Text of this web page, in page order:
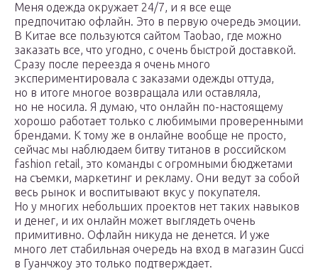
Меня одежда окружает 24/7, и я все еще
предпочитаю офлайн. Это в первую очередь эмоции.
В Китае все пользуются сайтом Taobao, где можно
заказать все, что угодно, с очень быстрой доставкой.
Сразу после переезда я очень много
экспериментировала с заказами одежды оттуда,
но в итоге многое возвращала или оставляла,
но не носила. Я думаю, что онлайн по-настоящему
хорошо работает только с любимыми проверенными
брендами. К тому же в онлайне вообще не просто,
сейчас мы наблюдаем битву титанов в российском
fashion retail, это команды с огромными бюджетами
на съемки, маркетинг и рекламу. Они ведут за собой
весь рынок и воспитывают вкус у покупателя.
Но у многих небольших проектов нет таких навыков
и денег, и их онлайн может выглядеть очень
примитивно. Офлайн никуда не денется. И уже
много лет стабильная очередь на вход в магазин Gucci
в Гуанчжоу это только подтверждает.